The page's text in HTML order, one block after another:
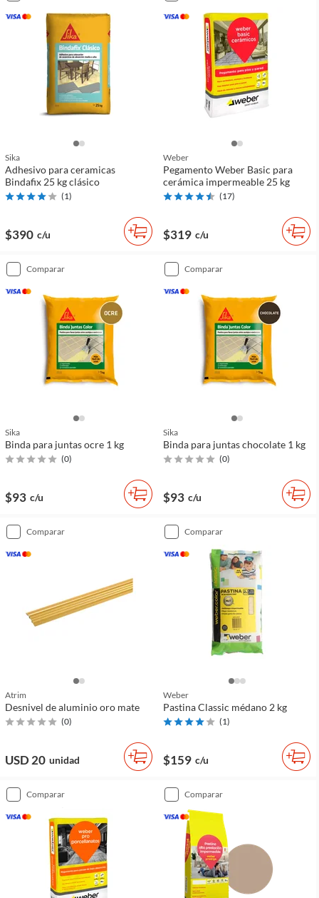
Sika
Adhesivo para ceramicas
Bindafix 25 kg clásico
(1)
$390 c/u
Weber
Pegamento Weber Basic para
cerámica impermeable 25 kg
(17)
$319 c/u
comparar
Sika
Binda para juntas ocre 1 kg
(0)
$93 c/u
comparar
Sika
Binda para juntas chocolate 1 kg
(0)
$93 c/u
comparar
Atrim
Desnivel de aluminio oro mate
(0)
USD 20 unidad
comparar
Weber
Pastina Classic médano 2 kg
(1)
$159 c/u
comparar comparar